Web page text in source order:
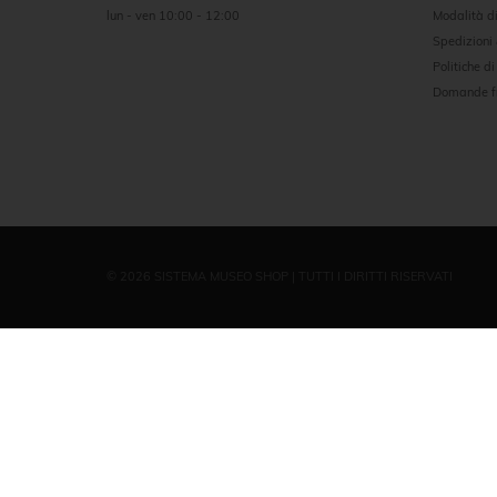
lun - ven 10:00 - 12:00 Modalità
Spedizioni
Politiche di
Domande